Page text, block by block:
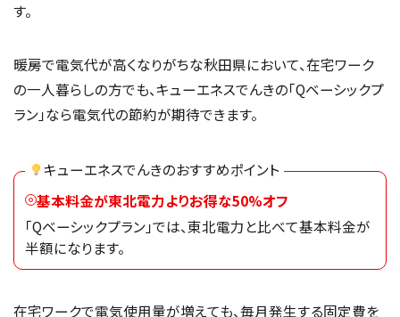
す。
暖房で電気代が高くなりがちな秋田県において、在宅ワーク
の一人暮らしの方でも、キューエネスでんきの「Qベーシックプ
ラン」なら電気代の節約が期待できます。
キューエネスでんきのおすすめポイント
基本料金が東北電力よりお得な50%オフ
「Qベーシックプラン」では、東北電力と比べて基本料金が
半額になります。
在宅ワークで電気使用量が増えても、毎月発生する固定費を